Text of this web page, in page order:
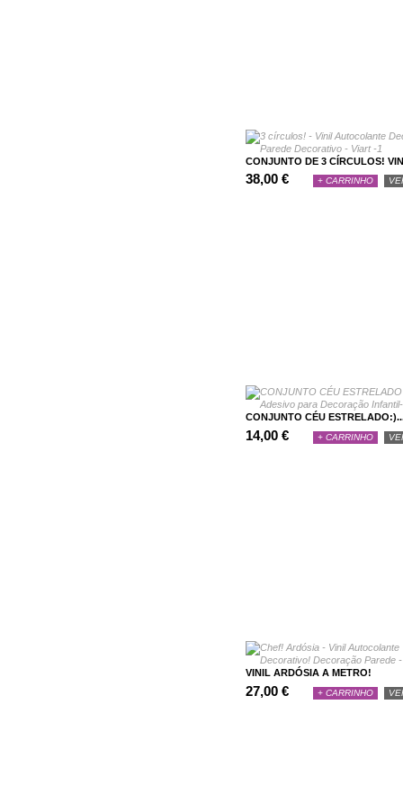
CONJUNTO DE 3 CÍRCULOS!
38,00 € + CARRINHO
CONJUNTO CÉU
14,00 € + CARRINHO
VINIL ARDÓSIA A METRO!
27,00 € + CARRINHO